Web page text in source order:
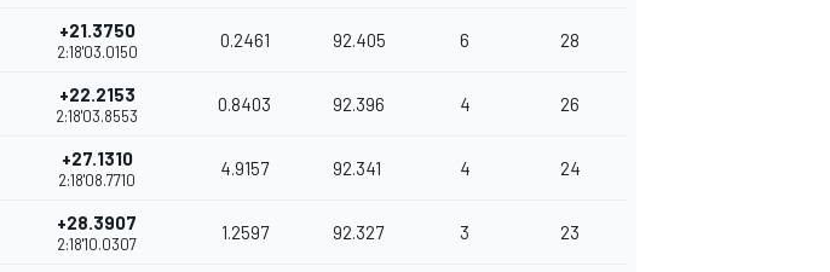
+21.3750
2:18'03.0150
0.2461 92.405 6 28
+22.2153
2:18'03.8553
0.8403 92.396 4 26
+27.1310
2:18'08.7710
4.9157 92.341 4 24
+28.3907
2:18'10.0307
1.2597 92.327 3 23